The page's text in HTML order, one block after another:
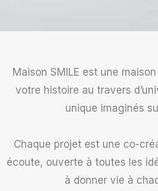
Maison SMILE est une
votre histoire au travers
unique imaginés
Chaque projet est une co-
écoute, ouverte à toutes les
à donner vie à